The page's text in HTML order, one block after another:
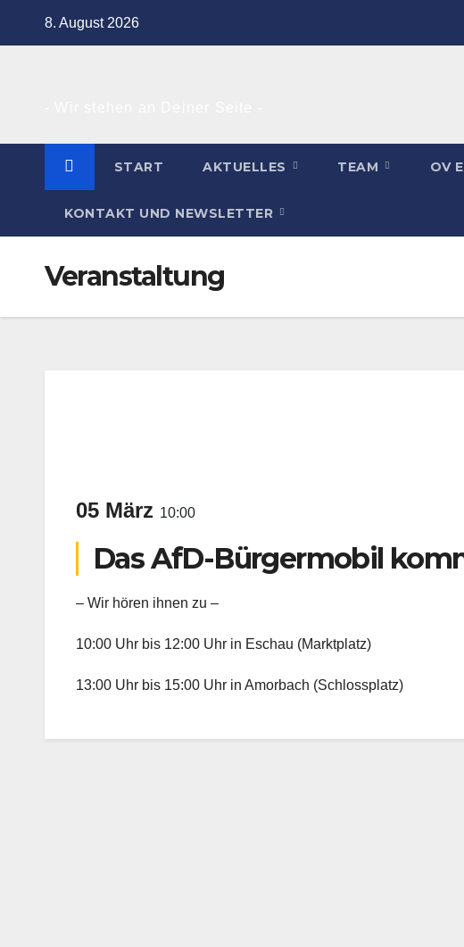
8. August 2026
START AKTUELLES TEAM OV
KONTAKT UND NEWSLETTER
Veranstaltung
05 März 10:00
Das AfD-Bürgermobil
– Wir hören ihnen zu –
10:00 Uhr bis 12:00 Uhr in Eschau (Marktplatz)
13:00 Uhr bis 15:00 Uhr in Amorbach (Schlossplatz)